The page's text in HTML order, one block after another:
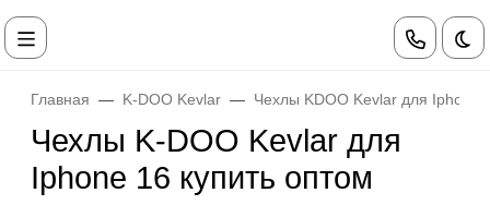
Главная K-DOO Kevlar Чехлы KDOO Kevlar для Iphone
Чехлы K-DOO Kevlar для
Iphone 16 купить оптом